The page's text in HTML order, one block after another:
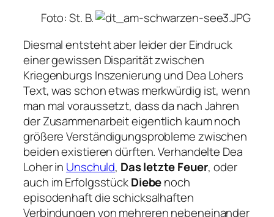
Foto: St. B.
Diesmal entsteht aber leider der Eindruck
einer gewissen Disparität zwischen
Kriegenburgs Inszenierung und Dea Lohers
Text, was schon etwas merkwürdig ist, wenn
man mal voraussetzt, dass da nach Jahren
der Zusammenarbeit eigentlich kaum noch
größere Verständigungsprobleme zwischen
beiden existieren dürften. Verhandelte Dea
Loher in Unschuld, Das letzte Feuer, oder
auch im ErfolgsstückDiebenoch
episodenhaft die schicksalhaften
Verbindungen von mehreren nebeneinander